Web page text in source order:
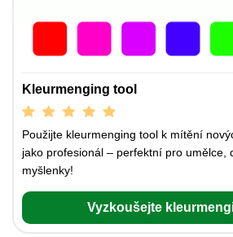
Kleurmenging tool
Použijte kleurmenging tool k mítění
jako profesionál – perfektní pro umělce,
myšlenky!
Vyzkoušejte